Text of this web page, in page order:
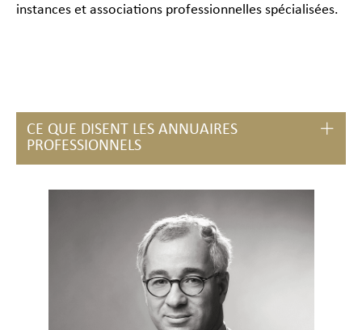
instances et associations professionnelles spécialisées.
CE QUE DISENT LES ANNUAIRES
PROFESSIONNELS